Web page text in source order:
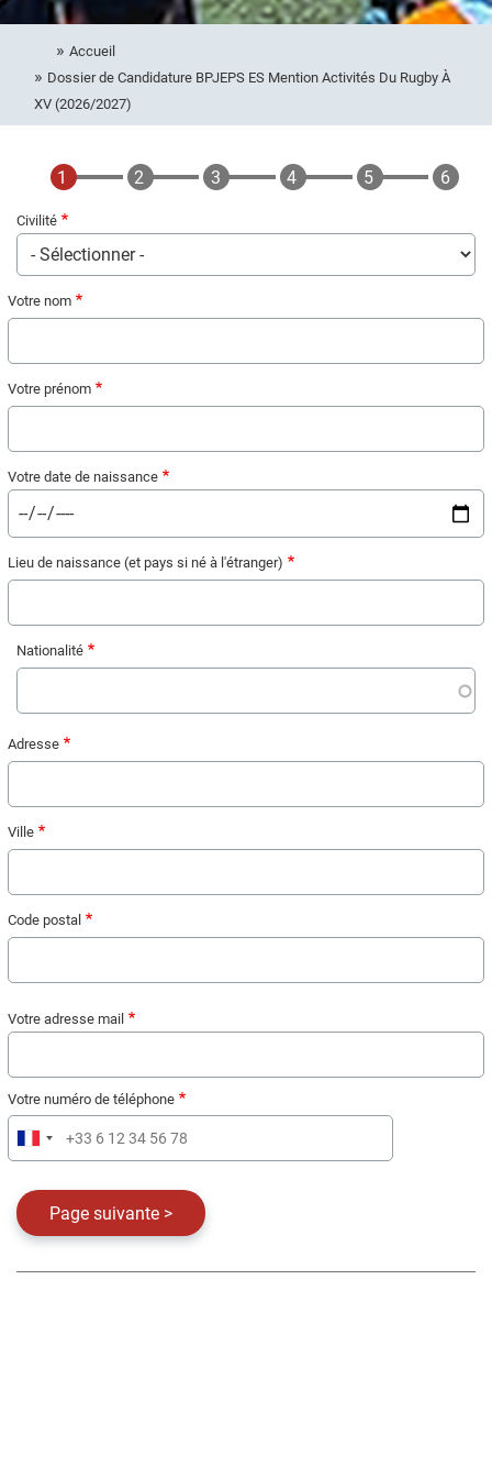
Accueil
Dossier de Candidature BPJEPS ES Mention Activités Du Rugby À
XV (2026/2027)
Civilité
Votre nom
Votre prénom
Votre date de naissance
Lieu de naissance (et pays si né à l'étranger)
Nationalité
Votre
Adresse
Ville
Code postal
Votre adresse mail
Votre numéro de téléphone
Téléphone